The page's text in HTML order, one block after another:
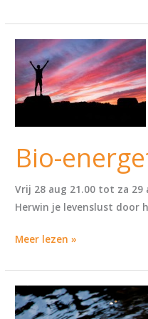
Bio-
Vrij 28 aug 21.00 tot za 29
Herwin je levenslust door
Bio-
energetica
Meer lezen »
SENSE
Intro